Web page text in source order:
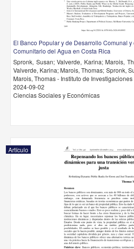
El Banco Popular y de Desarrollo Comunal
Comunitario del Agua en Costa Rica
Spronk, Susan; Valverde, Karina; Marois,
Valverde, Karina; Marois, Thomas; Spronk,
Marois, Thomas - Instituto de
2024-09-02
Ciencias Sociales y Económicas
Artículo